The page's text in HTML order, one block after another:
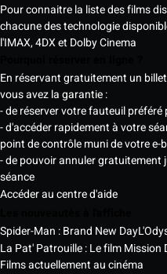
Pour connaitre la liste des films
chacune des technologie
l'IMAX, 4DX et Dolby Cinema
En réservant gratuitement un
vous avez la garantie :
- de réserver votre fauteuil
- d'accéder rapidement à votre
point de contrôle muni de votre
- de pouvoir annuler gratuitement
séance
Accéder au centre d'aide
Spider-Man : Brand New Day
La Pat' Patrouille : Le film Mission
Films actuellement au cinéma